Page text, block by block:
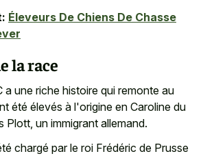
Éleveurs De Chiens De Chasse
la race
a une riche histoire qui remonte au
été élevés à l'origine en Caroline du
Plott, un immigrant allemand.
chargé par le roi Frédéric de Prusse